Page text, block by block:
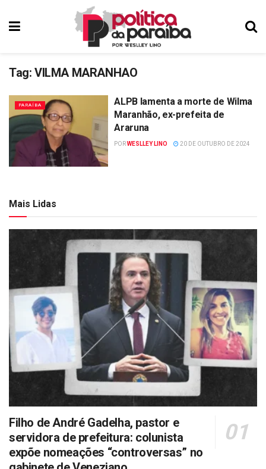
Tag: VILMA MARANHAO
PARAÍBA
ALPB lamenta a morte de Wilma
Maranhão, ex-prefeita de
Araruna
PORWESLLEY LINO 20 DE OUTUBRO DE 2024
Mais Lidas
Filho de André Gadelha, pastor e
servidora de prefeitura: colunista
expõe nomeações “controversas” no